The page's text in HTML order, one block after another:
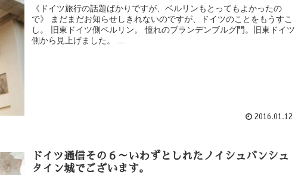
《ドイツ旅行の話題ばかりですが、ベルリンもとってもよかったの
で》 まだまだお知らせしきれないのですが、ドイツのことをもうすこ
し。 旧東ドイツ側ベルリン。 憧れのブランデンブルグ門。旧東ドイツ
側から見上げました。 ...
2016.01.12
ドイツ通信その６～いわずとしれたノイシュバンシュ
タイン城でございます。